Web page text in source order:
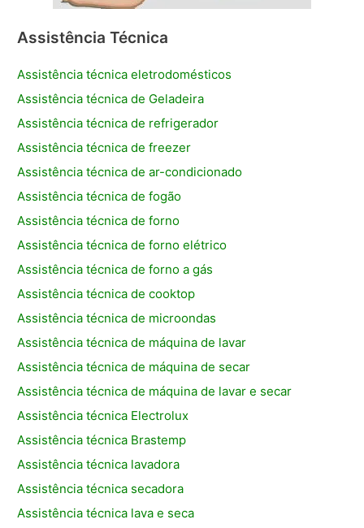
Assistência Técnica
Assistência técnica eletrodomésticos
Assistência técnica de Geladeira
Assistência técnica de refrigerador
Assistência técnica de freezer
Assistência técnica de ar-condicionado
Assistência técnica de fogão
Assistência técnica de forno
Assistência técnica de forno elétrico
Assistência técnica de forno a gás
Assistência técnica de cooktop
Assistência técnica de microondas
Assistência técnica de máquina de lavar
Assistência técnica de máquina de secar
Assistência técnica de máquina de lavar e secar
Assistência técnica Electrolux
Assistência técnica Brastemp
Assistência técnica lavadora
Assistência técnica secadora
Assistência técnica lava e seca